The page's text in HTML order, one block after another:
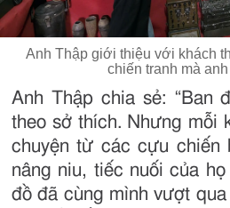
Anh Thập giới thiệu với khách
chiến tranh mà
Anh Thập chia sẻ: “Ban
theo sở thích. Nhưng mỗi
chuyện từ các cựu chiến
nâng niu, tiếc nuối của
đồ đã cùng mình vượt